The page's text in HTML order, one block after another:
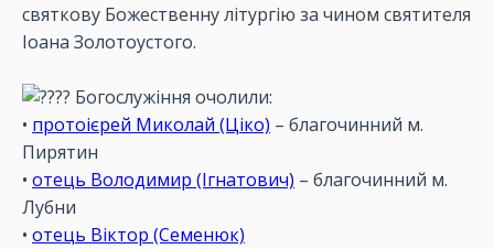
святкову Божественну літургію за чином святителя
Іоана Золотоустого.
Богослужіння очолили:
• протоієрей Миколай (Ціко) – благочинний м.
Пирятин
• отець Володимир (Ігнатович) – благочинний м.
Лубни
• отець Віктор (Семенюк)